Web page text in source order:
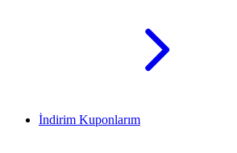
İndirim Kuponlarım